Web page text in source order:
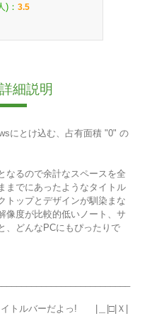
)： 3.5
細説明
にとけ込む、占有面積 "0" の
なるので余計なスペースを全
までにあったようなタイトル
トップとデザインが馴染まな
像度が比較的低いノート、サ
、どんなPCにもぴったりで
イトルバーだよっ! |＿|□|Ｘ|